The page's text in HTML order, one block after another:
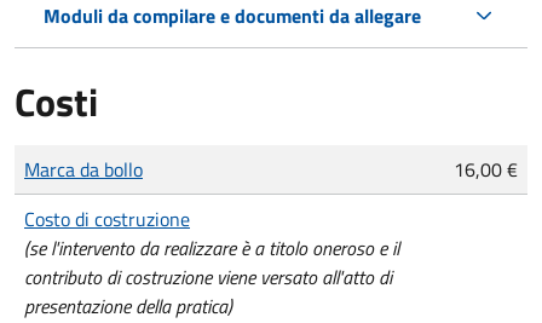
Moduli da compilare e documenti da allegare
Costi
Tipo di pagamento
Importo
Marca da bollo
16,00 €
Costo di costruzione
(se l'intervento da realizzare è a titolo oneroso e il
contributo di costruzione viene versato all'atto di
presentazione della pratica)